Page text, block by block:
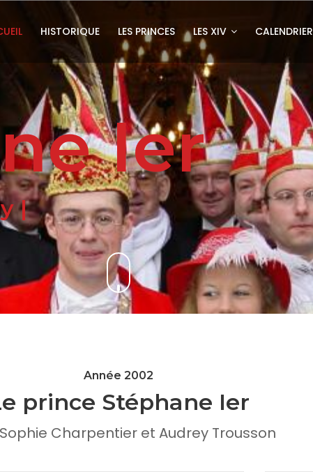
HISTORIQUE LES PRINCES LES XIV CALENDRIER
Ier
Trousso
Année 2002
prince Stéphane Ier
Charpentier et Audrey Trousson